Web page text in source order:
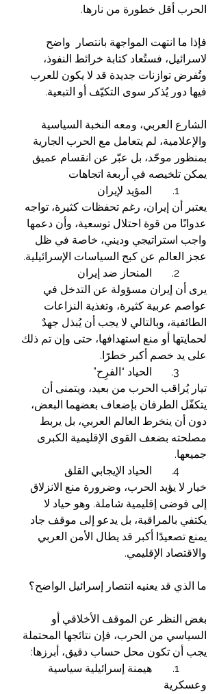
الحرب أقل خطورة من نارها.
فإذا ما انتهت المواجهة بانتصار  واضح
لاسرائيل، فستُعاد كتابة خرائط النفوذ،
وتُفرض توازنات جديدة قد لا يكون للعرب
فيها دور يُذكر سوى التكيّف أو التبعية.
الشارع العربي، ومعه النخبة السياسية
والإعلامية، لم يتعامل مع الحرب الجارية
بمنظور موحّد، بل عبّر عن انقسام عميق
يمكن تلخيصه في أربعة اتجاهات
يعتبر أن إيران، رغم تحفظات كثيرة، تواجه
عدوانًا من قوة احتلال توسعية، وأن دعمها
واجب استراتيجي وديني، خاصة في ظل
عجز العالم عن كبح السياسات الإسرائيلية.
يرى أن إيران مسؤولة عن التدخل في
عواصم عربية كثيرة، وتغذية النزاعات
الطائفية، وبالتالي لا يجب أن يُبذل جهدٌ
لحمايتها أو منع استهدافها، حتى وإن تم ذلك
على يد خصم أكبر خطرًا.
تيار يُراقب الحرب من بعيد، ويتمنى أن
يتكفّل الطرفان بإضعاف بعضهما البعض،
دون أن ينخرط العالم العربي، بل يربط
مصلحته بضعف القوى الإقليمية الكبرى
جميعها.
خيار لا يؤيد الحرب، وضرورة منع الانزلاق
إلى فوضى إقليمية شاملة. وهو حياد لا
يكتفي بالمراقبة، بل يدعو إلى موقف جاد
يمنع تصعيدًا أكبر قد يطال الأمن العربي
والاقتصاد الإقليمي.
ما الذي قد يعنيه انتصار إسرائيل الواضح؟
بغض النظر عن الموقف الأخلاقي أو
السياسي من الحرب، فإن نتائجها المحتملة
يجب أن تكون محل حساب دقيق، أبرزها:
	1.	هيمنة إسرائيلية سياسية
وعسكرية